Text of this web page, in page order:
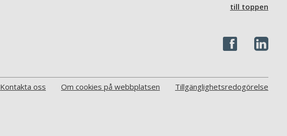
till toppen
Kontakta oss Om cookies på webbplatsen Tillgänglighetsredogörelse